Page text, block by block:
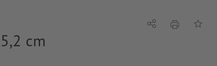
cm
Del tryk Tilføj